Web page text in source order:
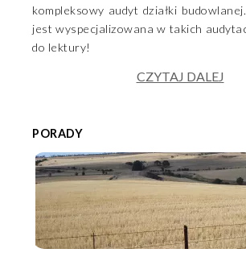
kompleksowy audyt działki
jest wyspecjalizowana w takich
do lektury!
CZYTAJ DALEJ
PORADY